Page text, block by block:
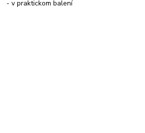
- v praktickom balení